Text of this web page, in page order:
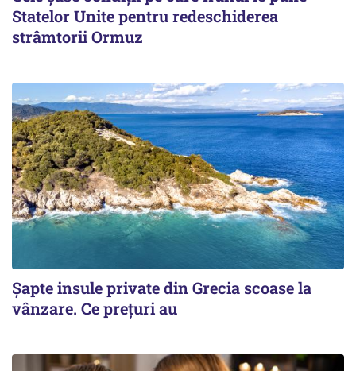
Statelor Unite pentru redeschiderea
strâmtorii Ormuz
Șapte insule private din Grecia scoase la
vânzare. Ce prețuri au